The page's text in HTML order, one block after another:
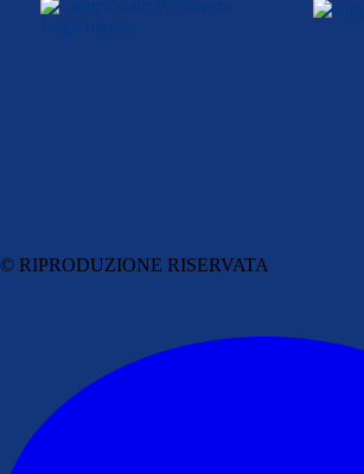
© RIPRODUZIONE RISERVATA